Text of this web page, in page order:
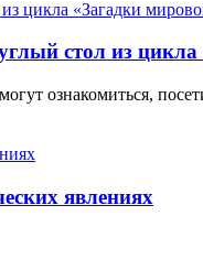
стол из
ознакомиться,
явлениях